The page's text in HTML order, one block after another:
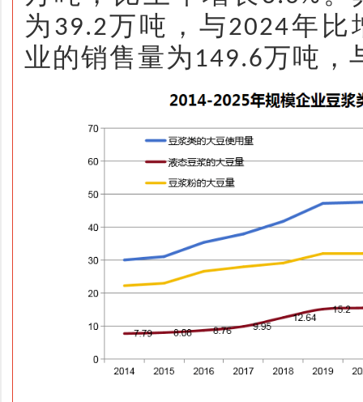
为 39.2万吨，与2024年比
业的销售量为 149.6万吨，